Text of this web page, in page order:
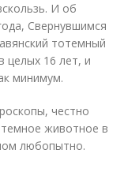
И об
Свернувшимся
тотемный
целых 16 лет, и
минимум.
честно
животное в
любопытно.